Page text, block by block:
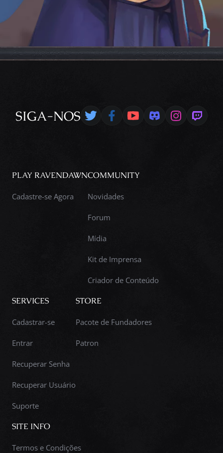
SIGA-NOS
PLAY RAVENDAWN
Cadastre-se Agora
COMMUNITY
Novidades
Forum
Mídia
Kit de Imprensa
Criador de Conteúdo
SERVICES
Cadastrar-se
Entrar
Recuperar Senha
Recuperar Usuário
Suporte
STORE
Pacote de Fundadores
Patron
SITE INFO
Termos e Condições